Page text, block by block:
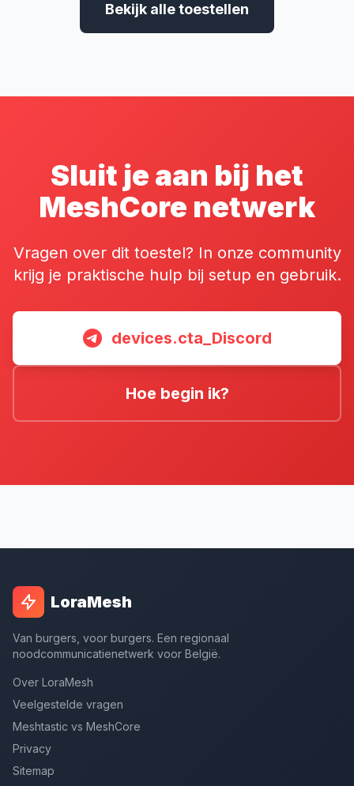
Bekijk alle toestellen
Sluit je aan bij het
MeshCore netwerk
Vragen over dit toestel? In onze community
krijg je praktische hulp bij setup en gebruik.
devices.cta_Discord
Hoe begin ik?
LoraMesh
Van burgers, voor burgers. Een regionaal
noodcommunicatienetwerk voor België.
Over LoraMesh
Veelgestelde vragen
Meshtastic vs MeshCore
Privacy
Sitemap